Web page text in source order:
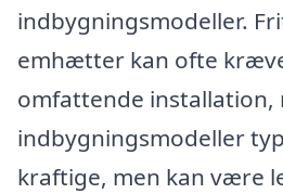
indbygningsmodeller.
emhætter kan ofte
omfattende installation,
indbygningsmodeller
kraftige, men kan være